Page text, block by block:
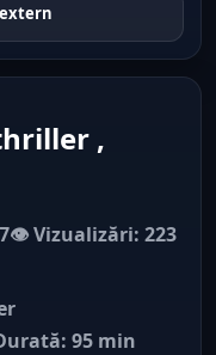
,
👁️ Vizualizări: 223
95 min